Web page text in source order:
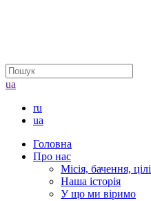
ua
ru
ua
Головна
Про нас
Місія, бачення, цілі
Наша історія
У що ми віримо